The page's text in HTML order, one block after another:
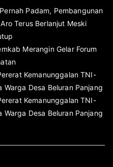
Padam, Pembangunan
Terus Berlanjut Meski
Merangin Gelar Forum
Kemanunggalan TNI-
Warga Desa Beluran Panjang
Kemanunggalan TNI-
Warga Desa Beluran Panjang